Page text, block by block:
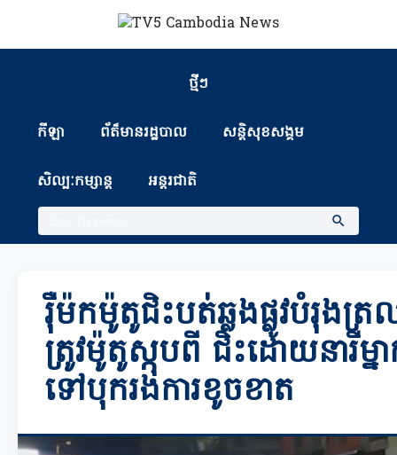
ថ្មីៗ
កីឡា ព័ត៏មានរដ្ឋបាល សន្តិសុខសង្គម
សិល្បៈកម្សាន្ត អន្តរជាតិ
រ៉ឺម៉កម៉ូតូជិះបត់ឆ្លងផ្លូវបំរុង
ត្រូវម៉ូតូស្កុបពី ជិះដោយនារីម្ន
ទៅបុករងការខូចខាត